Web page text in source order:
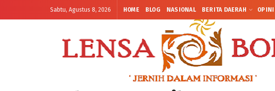
Sabtu, Agustus 8, 2026 HOME BLOG NASIONAL BERITA DAERAH